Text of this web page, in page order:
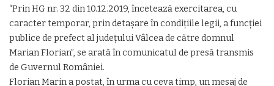
“Prin HG nr. 32 din 10.12.2019, încetează exercitarea, cu
caracter temporar, prin detaşare în condiţiile legii, a funcţiei
publice de prefect al judeţului Vâlcea de către domnul
Marian Florian”, se arată în comunicatul de presă transmis
de Guvernul României.
Florian Marin a postat, în urma cu ceva timp, un mesaj de